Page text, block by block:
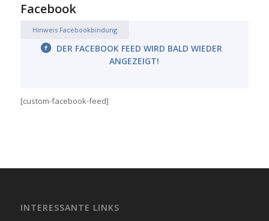
Facebook
Hinweis Facebookbindung
DER FACEBOOK FEED WIRD BALD WIEDER
ANGEZEIGT!
[custom-facebook-feed]
INTERESSANTE LINKS